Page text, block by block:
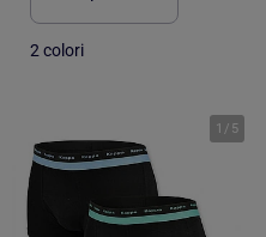
2 colori
1 / 5